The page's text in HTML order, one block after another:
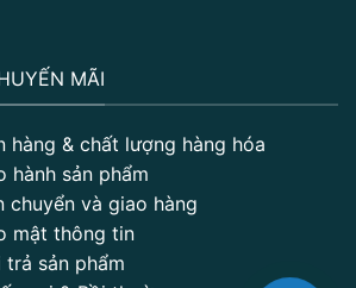
MÃI
hàng & chất lượng hàng hóa
hành sản phẩm
chuyển và giao hàng
mật thông tin
trả sản phẩm